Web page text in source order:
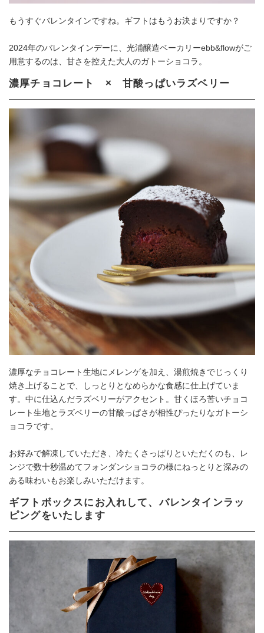
もうすぐバレンタインですね。ギフトはもうお決まりですか？
2024年のバレンタインデーに、光浦醸造ベーカリーebb&flowがご
用意するのは、甘さを控えた大人のガトーショコラ。
濃厚チョコレート × 甘酸っぱいラズベリー
濃厚なチョコレート生地にメレンゲを加え、湯煎焼きでじっくり
焼き上げることで、しっとりとなめらかな食感に仕上げていま
す。中に仕込んだラズベリーがアクセント。甘くほろ苦いチョコ
レート生地とラズベリーの甘酸っぱさが相性ぴったりなガトーシ
ョコラです。
お好みで解凍していただき、冷たくさっぱりといただくのも、レ
ンジで数十秒温めてフォンダンショコラの様にねっとりと深みの
ある味わいもお楽しみいただけます。
ギフトボックスにお入れして、バレンタインラッ
ピングをいたします